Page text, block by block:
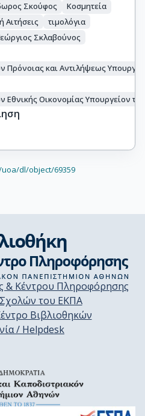
Σκούφος
Κοσμητεία
τιμολόγια
Σκλαβούνος
Πρόνοιας και Αντιλήψεως
Εθνικής Οικονομίας Υπουργείον
dl/object/69359
& Κέντρου Πληροφόρησης
Σχολών του ΕΚΠΑ
Βιβλιοθηκών
/ Helpdesk